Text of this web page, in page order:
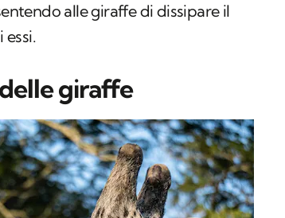
alle giraffe di dissipare il
giraffe